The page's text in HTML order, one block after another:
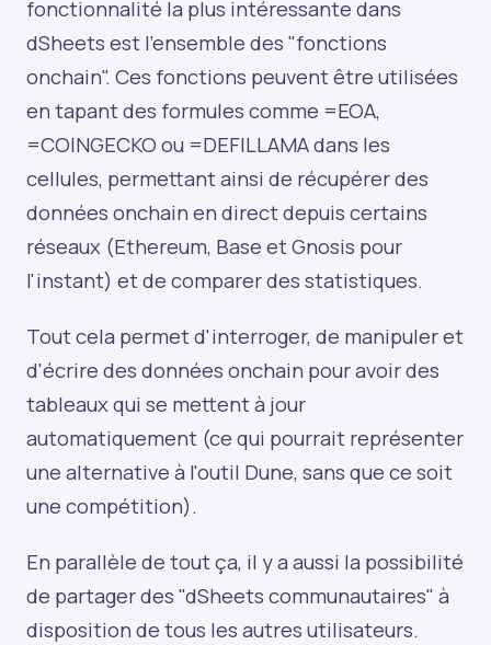
fonctionnalité la plus intéressante dans
dSheets est l’ensemble des "fonctions
onchain". Ces fonctions peuvent être utilisées
en tapant des formules comme =EOA,
=COINGECKO ou =DEFILLAMA dans les
cellules, permettant ainsi de récupérer des
données onchain en direct depuis certains
réseaux (Ethereum, Base et Gnosis pour
l'instant) et de comparer des statistiques.
Tout cela permet d'interroger, de manipuler et
d'écrire des données onchain pour avoir des
tableaux qui se mettent à jour
automatiquement (ce qui pourrait représenter
une alternative à l'outil Dune, sans que ce soit
une compétition).
En parallèle de tout ça, il y a aussi la possibilité
de partager des "dSheets communautaires" à
disposition de tous les autres utilisateurs.